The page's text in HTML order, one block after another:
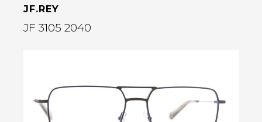
JF.REY
JF 3105 2040